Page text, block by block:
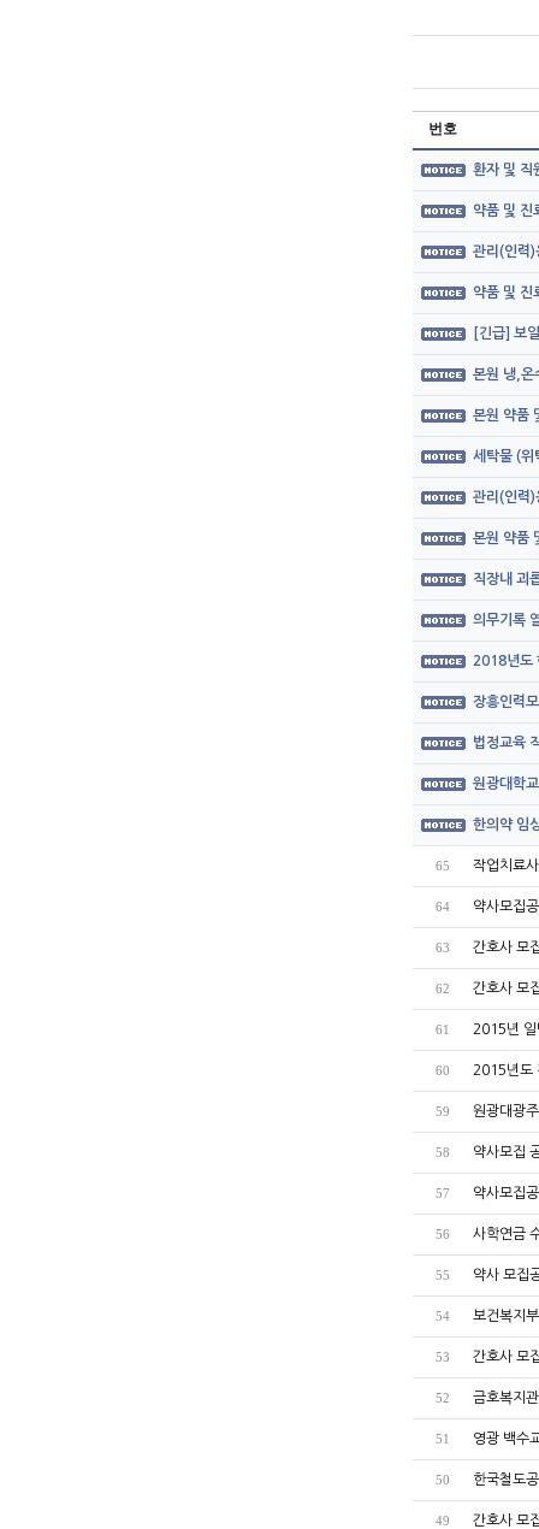
번호
환자 및 직
약품 및 진
관리(인력)
약품 및 진
[긴급] 보
본원 냉,온
본원 약품
세탁물 (위
관리(인력)
본원 약품
직장내 괴
의무기록
2018년도
장흥인력
법정교육
원광대학
한의약 임
65 작업치료
64 약사모집
63 간호사 모
62 간호사 모
61 2015년 일
60 2015년도
59 원광대광
58 약사모집
57 약사모집
56 사학연금
55 약사 모집
54 보건복지
53 간호사 모
52 금호복지
51 영광 백수
50 한국철도
49 간호사 모